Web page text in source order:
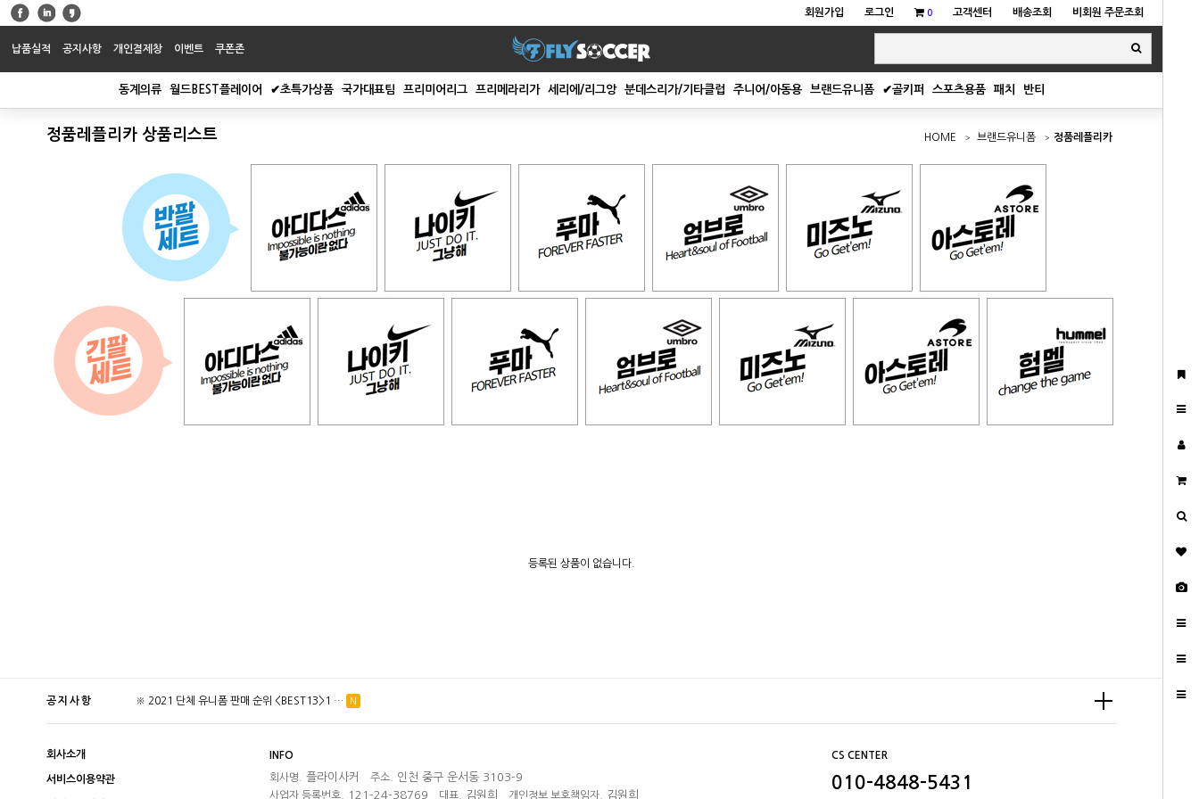
회원가입 로그인 0 고객센터 배송조회 비회원 주문조회
납품실적 공지사항 개인결제창 이벤트 쿠폰존
동계의류 월드BEST플레이어 ✔초특가상품 국가대표팀 프리미어리그 프리메라리가 세리에/리그앙 분데스리가/기타클럽 주니어/아동용 브랜드유니폼 ✔골키퍼 스포츠용품 패치 반티
정품레플리카 상품리스트 HOME 브랜드유니폼 정품레플리카
등록된 상품이 없습니다.
공지사항 ※ 2021 단체 유니폼 판매 순위 <BEST13>1 … N
더보기
회사소개
서비스이용약관
INFO
회사명. 플라이사커 주소. 인천 중구 운서동 3103-9
사업자 등록번호. 121-24-38769 대표. 김원희 개인정보 보호책임자. 김원희
CS CENTER
010-4848-5431